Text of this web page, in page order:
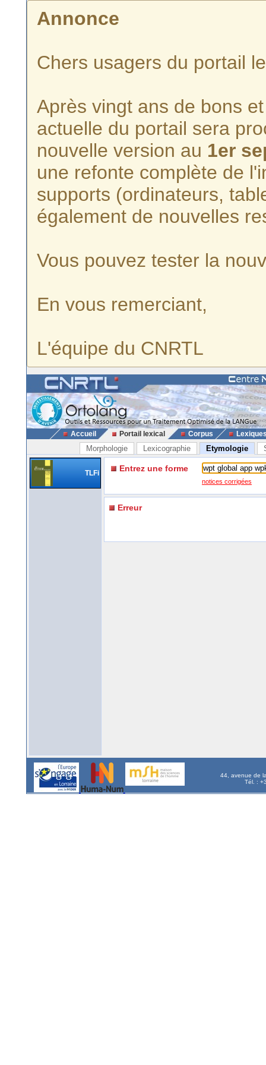
Annonce
Chers usagers du portail
Après vingt ans de bons
actuelle du portail sera
nouvelle version au 1er
une refonte complète de
supports (ordinateurs,
également de nouvelles
Vous pouvez tester la
En vous remerciant,
L'équipe du CNRTL
Accueil Portail lexical Corpus
Morphologie Lexicographie Etymologie
TLFi Entrez une forme
notices corrigées
Erreur
44, avenue de
Tél. :